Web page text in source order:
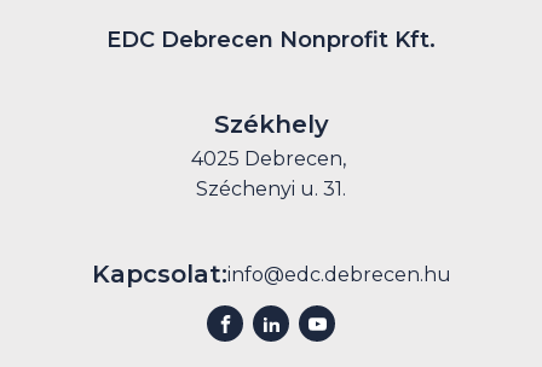
EDC Debrecen Nonprofit Kft.
Székhely
4025 Debrecen,
Széchenyi u. 31.
Kapcsolat:info@edc.debrecen.hu